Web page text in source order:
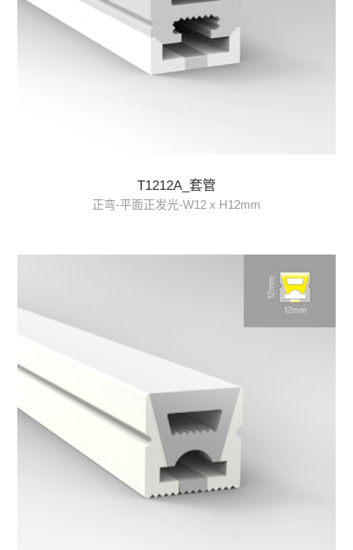
T1212A_套管
正弯-平面正发光-W12 x H12mm